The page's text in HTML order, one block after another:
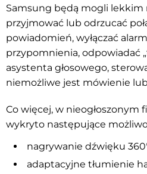
Samsung będą mogli lekkim
przyjmować lub odrzucać
powiadomień, wyłączać
przypomnienia, odpowiadać
asystenta głosowego,
niemożliwe jest mówienie
Co więcej, w nieogłoszonym
wykryto następujące
nagrywanie dźwięku
adaptacyjne tłumienie